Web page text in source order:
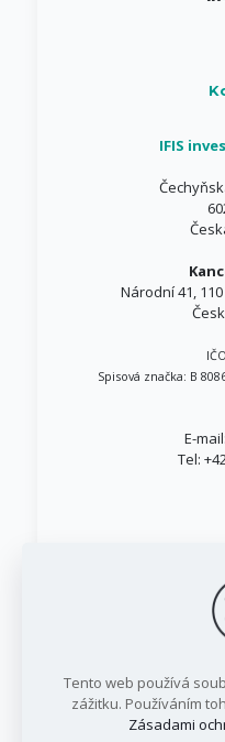
IFIS
Národní 41,
Spisová značka: B
E-mail:
Tel:
/ IFIS
Tento web používá
zážitku. Používáním
Zásadami